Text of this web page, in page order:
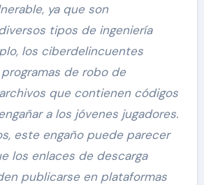
ya que son
tipos de ingeniería
los ciberdelincuentes
de robo de
que contienen códigos
a los jóvenes jugadores.
este engaño puede parecer
los enlaces de descarga
publicarse en plataformas